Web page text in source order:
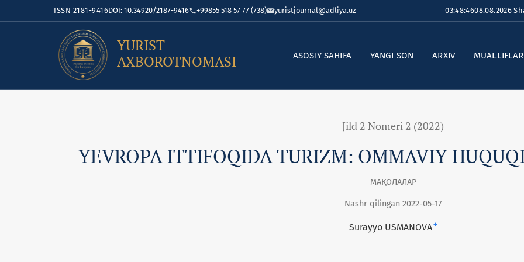
ISSN 2181-9416DOI: 10.34920/2187-9416 +99855 518 57 77 (738) yuristjournal@adliya.uz 03:48:4708.08.2026
YURIST
AXBOROTNOMASI
ASOSIY SAHIFA YANGI SON ARXIV
Jild 2 Nomeri 2 (2022)
YEVROPA ITTIFOQIDA TURIZM: OMMAVIY
МАҚОЛАЛАР
Nashr qilingan 2022-05-17
Surayyo USMANOVA+